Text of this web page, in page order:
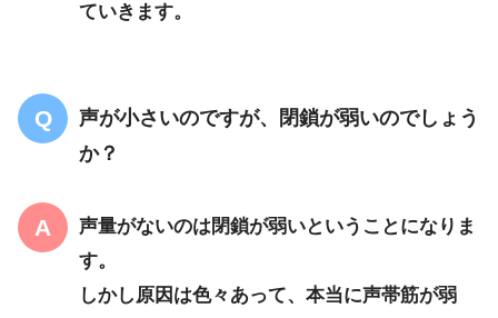
ていきます。
声が小さいのですが、閉鎖が弱いのでしょう
か？
声量がないのは閉鎖が弱いということになりま
す。
しかし原因は色々あって、本当に声帯筋が弱